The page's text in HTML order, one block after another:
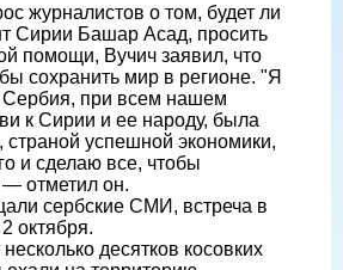
журналистов о том, будет ли
Сирии Башар Асад, просить
помощи, Вучич заявил, что
сохранить мир в регионе. "Я
Сербия, при всем нашем
к Сирии и ее народу, была
страной успешной экономики,
и сделаю все, чтобы
отметил он.
сербские СМИ, встреча в
октября.
десятков косовких